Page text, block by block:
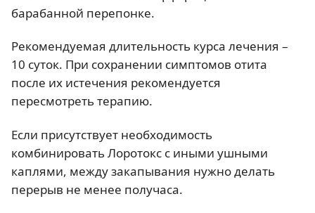
барабанной перепонке.
Рекомендуемая длительность курса лечения –
10 суток. При сохранении симптомов отита
после их истечения рекомендуется
пересмотреть терапию.
Если присутствует необходимость
комбинировать Лоротокс с иными ушными
каплями, между закапывания нужно делать
перерыв не менее получаса.